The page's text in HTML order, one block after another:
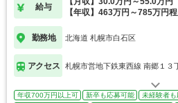
給与
【年収】463万円～785万円
勤務地 北海道 札幌市白石区
アクセス 札幌市営地下鉄東西線 南郷１３
年収700万円以上可 新卒も応募可能 未経験者